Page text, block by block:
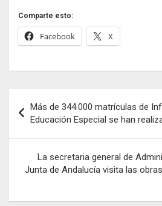
Comparte esto:
Facebook X
de
entradas
Más de 344.000 matrículas de
Educación Especial se han
La secretaria general de
Junta de Andalucía visita las